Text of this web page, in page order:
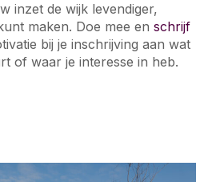
inzet de wijk levendiger,
maken. Doe mee en schrijf
bij je inschrijving aan wat
of waar je interesse in heb.